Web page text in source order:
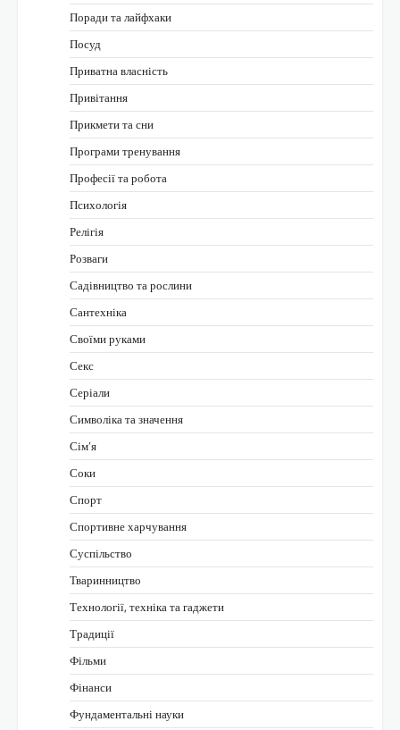
Поради та лайфхаки
Посуд
Приватна власність
Привітання
Прикмети та сни
Програми тренування
Професії та робота
Психологія
Релігія
Розваги
Садівництво та рослини
Сантехніка
Своїми руками
Секс
Серіали
Символіка та значення
Сім’я
Соки
Спорт
Спортивне харчування
Суспільство
Тваринництво
Технології, техніка та гаджети
Традиції
Фільми
Фінанси
Фундаментальні науки